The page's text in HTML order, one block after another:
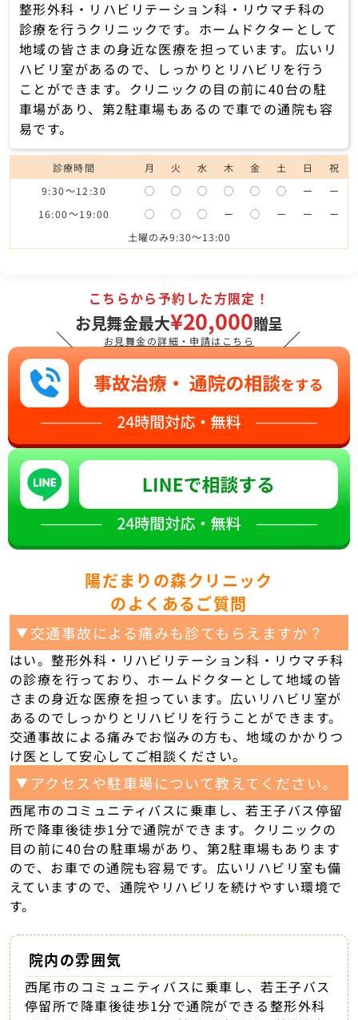
診療時間 月 火 水 木 金 土 日
祝
9:30～12:30
◯ ◯ ◯ ◯ ◯ ◯ ー
ー
16:00～19:00
◯ ◯ ◯ ー ◯ ー ー
ー
土曜のみ9:30～13:00
整形外科・リハビリテーション科・リウマチ科の
診療を行うクリニックです。ホームドクターとして
地域の皆さまの身近な医療を担っています。広いリ
ハビリ室があるので、しっかりとリハビリを行う
ことができます。クリニックの目の前に40台の駐
車場があり、第2駐車場もあるので車での通院も容
易です。
＼
こちらから予約した方限定！
お見舞金最大¥20,000贈呈
お見舞金の詳細・申請はこちら ／
陽だまりの森クリニック
のよくあるご質問
▼ 交通事故による痛みも診てもらえますか？
はい。整形外科・リハビリテーション科・リウマチ科
の診療を行っており、ホームドクターとして地域の皆
さまの身近な医療を担っています。広いリハビリ室が
あるのでしっかりとリハビリを行うことができます。
交通事故による痛みでお悩みの方も、地域のかかりつ
け医として安心してご相談ください。
▼ アクセスや駐車場について教えてください。
西尾市のコミュニティバスに乗車し、若王子バス停留
所で降車後徒歩1分で通院ができます。クリニックの
目の前に40台の駐車場があり、第2駐車場もあります
ので、お車での通院も容易です。広いリハビリ室も備
えていますので、通院やリハビリを続けやすい環境で
す。
院内の雰囲気
西尾市のコミュニティバスに乗車し、若王子バス
停留所で降車後徒歩1分で通院ができる整形外科